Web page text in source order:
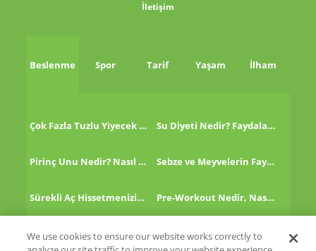
İletişim
Beslenme Spor Tarif Yaşam İlham
Çok Fazla Tuzlu Yiyecek Tükettikten Sonra Ne Yapmalı? Su Diyeti Nedir? Faydaları Nelerdir?
Pirinç Unu Nedir? Nasıl Tüketilir? Sebze ve Meyvelerin Faydaları!
Sürekli Aç Hissetmenizin 8 Nedeni! Pre-Workout Nedir, Nasıl Kullanılır?
Kinoa Nedir, Nasıl Tüketilir?
We use cookies to ensure our website works correctly to